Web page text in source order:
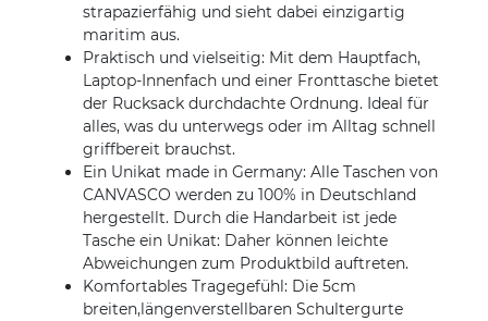
strapazierfähig und sieht dabei einzigartig
maritim aus.
Praktisch und vielseitig: Mit dem Hauptfach,
Laptop-Innenfach und einer Fronttasche bietet
der Rucksack durchdachte Ordnung. Ideal für
alles, was du unterwegs oder im Alltag schnell
griffbereit brauchst.
Ein Unikat made in Germany: Alle Taschen von
CANVASCO werden zu 100% in Deutschland
hergestellt. Durch die Handarbeit ist jede
Tasche ein Unikat: Daher können leichte
Abweichungen zum Produktbild auftreten.
Komfortables Tragegefühl: Die 5cm
breiten,längenverstellbaren Schultergurte